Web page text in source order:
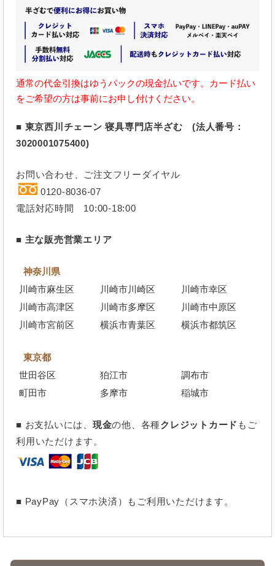
通常の代金引換はゆうパックの現金払いです。カード払い
をご希望の方は事前にお申し付けください。
■ 東京西川チェーン 寝具専門店半ざむ (法人番号：
3020001075400)
お問い合わせ、ご注文フリーダイヤル
0120-8036-07
電話対応時間 10:00-18:00
■ 主な販売営業エリア
神奈川県
川崎市麻生区
川崎市川崎区
川崎市幸区
川崎市高津区
川崎市多摩区
川崎市中原区
川崎市宮前区
横浜市青葉区 横浜市都筑区
東京都
世田谷区
狛江市
調布市
町田市
多摩市 稲城市
■ お支払いには、 現金の他、各種クレジットカード もご
利用いただけます。
■ PayPay（スマホ決済）もご利用いただけます。